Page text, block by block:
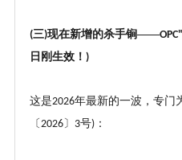
(三)现在新增的杀手锏——OPC"
日刚生效！ )
这是2026年最新的一波，专门
〔2026〕 3号)：